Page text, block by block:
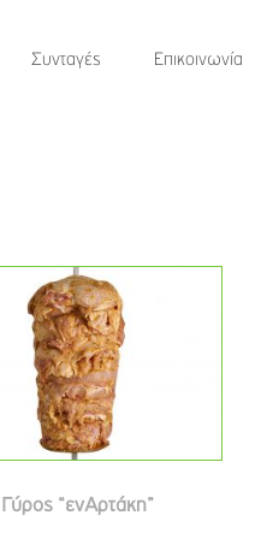
Συνταγές Επικοινωνία
Γύρος “ενΑρτάκη”